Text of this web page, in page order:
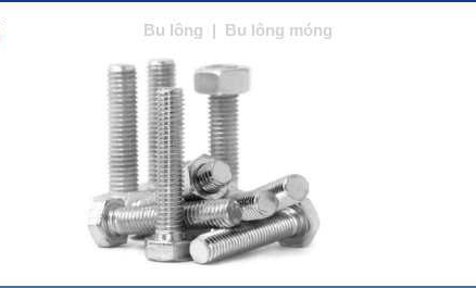
Bu lông | Bu lông móng